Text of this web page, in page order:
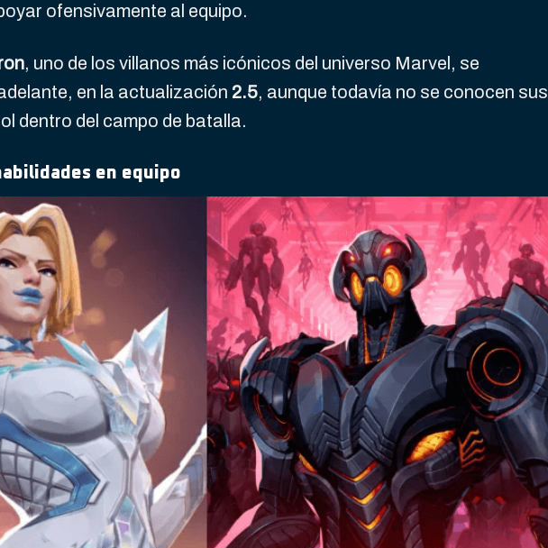
ofensivamente al equipo.
, uno de los villanos más icónicos del universo Marvel, se
en la actualización 2.5, aunque todavía no se conocen sus
dentro del campo de batalla.
en equipo